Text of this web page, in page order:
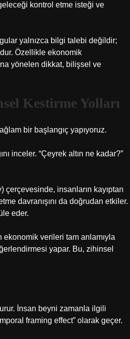
kontrol etme isteği ve
yalnızca bilgi talebi değildir;
Özellikle ekonomik
yönelen dikkat, bilişsel ve
Kestirme Yolları
bir başlangıç yapıyoruz.
inceler. “Çeyrek altın ne kadar?”
çerçevesinde, insanların kayıptan
davranışını da doğrudan etkiler.
eder.
verileri tam anlamıyla
yapar. Bu, zihinsel
İnsan beyni zamanla ilgili
framing effect” olarak geçer.